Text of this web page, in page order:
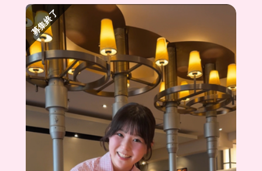
週末にはキッチンカーでイベントに出店してるん
だって🥹
キッチンカーもやってみたいなって人には超おす
すめ！！
募集終了